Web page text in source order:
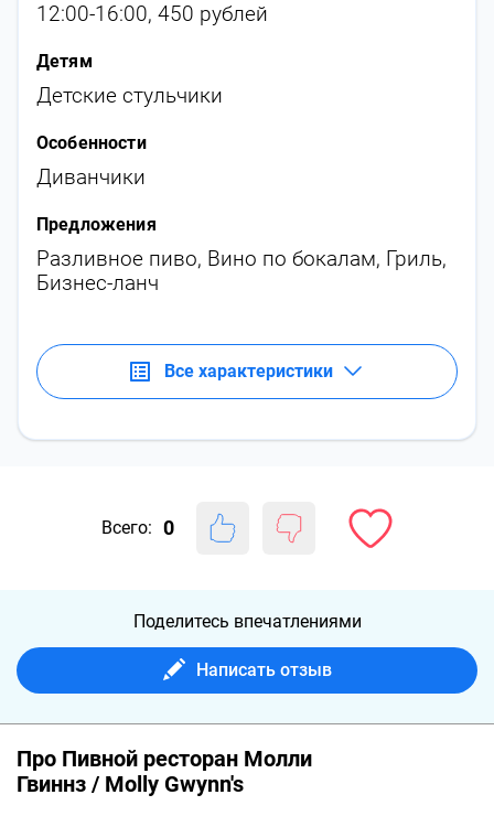
12:00-16:00, 450 рублей
Детям
Детские стульчики
Особенности
Диванчики
Предложения
Разливное пиво, Вино по бокалам, Гриль,
Бизнес-ланч
Все характеристики
Всего: 0
Поделитесь впечатлениями
Написать отзыв
Про Пивной ресторан Молли
Гвиннз / Molly Gwynn's